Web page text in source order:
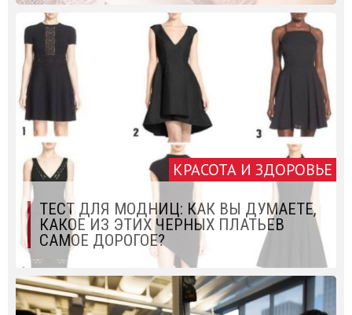
КРАСОТА И ЗДОРОВЬЕ
ТЕСТ ДЛЯ МОДНИЦ: КАК ВЫ ДУМАЕТЕ,
КАКОЕ ИЗ ЭТИХ ЧЕРНЫХ ПЛАТЬЕВ
САМОЕ ДОРОГОЕ?